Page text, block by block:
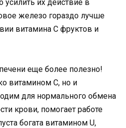
усилить их действие в
железо гораздо лучше
витамина С фруктов и
еще более полезно!
витамином С, но и
для нормального обмена
крови, помогает работе
богата витамином U,